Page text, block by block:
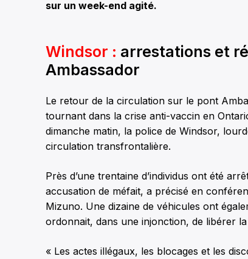
sur un week-end agité.
Windsor : arrestations et
Ambassador
Le retour de la circulation sur le pont
tournant dans la crise anti-vaccin en
dimanche matin, la police de Windsor,
circulation transfrontalière.
Près d’une trentaine d’individus ont été
accusation de méfait, a précisé en
Mizuno. Une dizaine de véhicules ont
ordonnait, dans une injonction, de libérer
« Les actes illégaux, les blocages et les